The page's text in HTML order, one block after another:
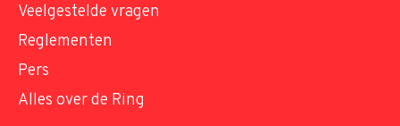
Veelgestelde vragen
Reglementen
Pers
Alles over de Ring